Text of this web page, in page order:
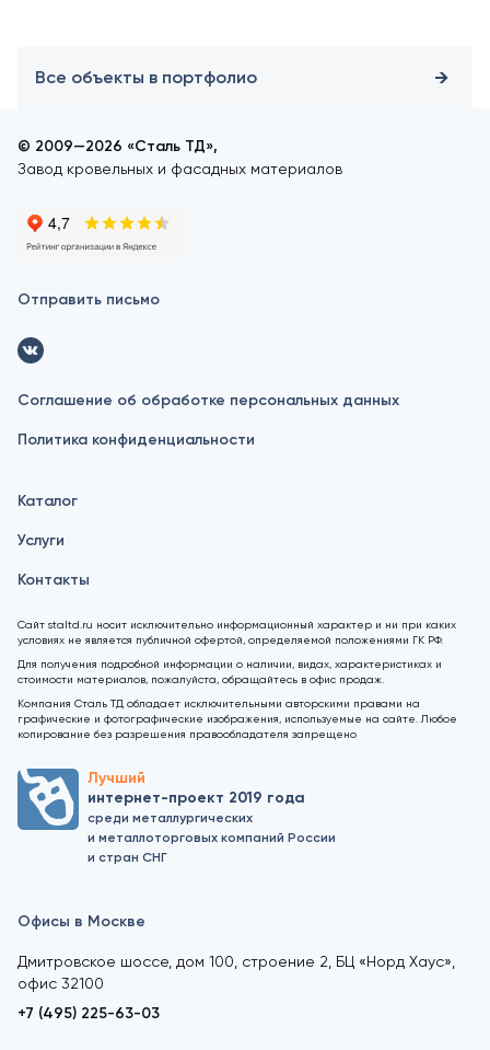
Все объекты в портфолио
© 2009—2026 «Сталь ТД»,
Завод кровельных и фасадных материалов
Отправить письмо
Соглашение об обработке персональных данных
Политика конфиденциальности
Каталог
Услуги
Контакты
Сайт staltd.ru носит исключительно информационный характер и ни при каких
условиях не является публичной офертой, определяемой положениями ГК РФ.
Для получения подробной информации о наличии, видах, характеристиках и
стоимости материалов, пожалуйста, обращайтесь в офис продаж.
Компания Сталь ТД обладает исключительными авторскими правами на
графические и фотографические изображения, используемые на сайте. Любое
копирование без разрешения правообладателя запрещено
Лучший
интернет-проект 2019 года
среди металлургических
и металлоторговых компаний России
и стран СНГ
Офисы в Москве
Дмитровское шоссе, дом 100, строение 2, БЦ «Норд Хаус»,
офис 32100
+7 (495) 225-63-03